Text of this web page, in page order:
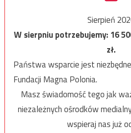
Sierpień
W sierpniu potrzebujemy:16
zł.
Państwa wsparcie jest
Fundacji Magna Polonia.
Masz świadomość tego jak
niezależnych ośrodków
wspieraj nas już